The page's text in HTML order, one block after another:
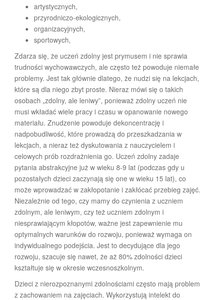
artystycznych,
przyrodniczo-ekologicznych,
organizacyjnych,
sportowych,
Zdarza się, że uczeń zdolny jest prymusem i nie sprawia
trudności wychowawczych, ale często też powoduje niemałe
problemy. Jest tak głównie dlatego, że nudzi się na lekcjach,
które są dla niego zbyt proste. Nieraz mówi się o takich
osobach „zdolny, ale leniwy”, ponieważ zdolny uczeń nie
musi wkładać wiele pracy i czasu w opanowanie nowego
materiału. Znudzenie powoduje dekoncentrację i
nadpobudliwość, które prowadzą do przeszkadzania w
lekcjach, a nieraz też dyskutowania z nauczycielem i
celowych prób rozdrażnienia go. Uczeń zdolny zadaje
pytania abstrakcyjne już w wieku 8-9 lat (podczas gdy u
pozostałych dzieci zaczynają się one w wieku 15 lat), co
może wprowadzać w zakłopotanie i zakłócać przebieg zajęć.
Niezależnie od tego, czy mamy do czynienia z uczniem
zdolnym, ale leniwym, czy też uczniem zdolnym i
niesprawiającym kłopotów, ważne jest zapewnienie mu
optymalnych warunków do rozwoju, ponieważ wymaga on
indywidualnego podejścia. Jest to decydujące dla jego
rozwoju, szacuje się nawet, że aż 80% zdolności dzieci
kształtuje się w okresie wczesnoszkolnym.
Dzieci z nierozpoznanymi zdolnościami często mają problem
z zachowaniem na zajęciach. Wykorzystują intelekt do